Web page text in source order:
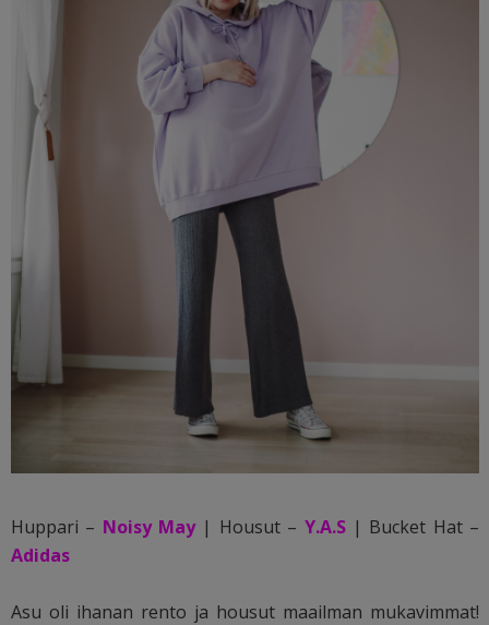
Huppari – Noisy May| Housut – Y.A.S | Bucket Hat –
Adidas
Asu oli ihanan rento ja housut maailman mukavimmat!